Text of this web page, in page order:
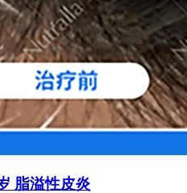
脂溢性皮炎